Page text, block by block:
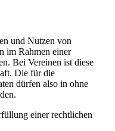
und Nutzen von
im Rahmen einer
Bei Vereinen ist diese
Die für die
dürfen also in ohne
einer rechtlichen